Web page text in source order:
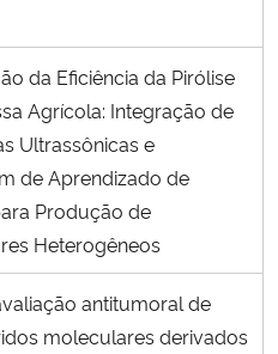
da Eficiência da Pirólise
Agrícola: Integração de
Ultrassônicas e
de Aprendizado de
Produção de
Heterogêneos
antitumoral de
moleculares derivados